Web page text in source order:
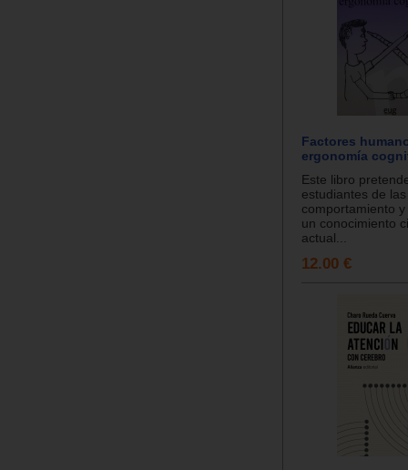
Factores
ergonomía
Este libro
estudiantes de
comportamiento
un conocimiento
actual...
12.00 €